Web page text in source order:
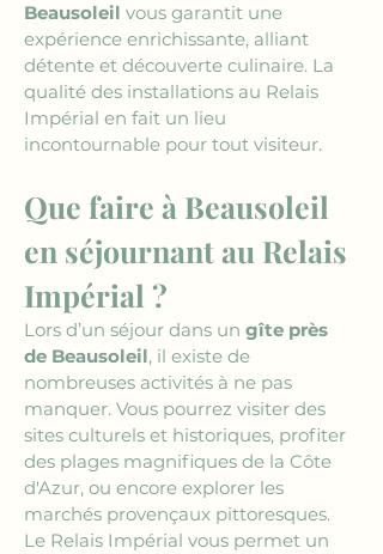
Beausoleil vous garantit une
expérience enrichissante, alliant
détente et découverte culinaire. La
qualité des installations au Relais
Impérial en fait un lieu
incontournable pour tout visiteur.
Que faire à Beausoleil
en séjournant au Relais
Impérial ?
Lors d’un séjour dans un gîte près
de Beausoleil, il existe de
nombreuses activités à ne pas
manquer. Vous pourrez visiter des
sites culturels et historiques, profiter
des plages magnifiques de la Côte
d'Azur, ou encore explorer les
marchés provençaux pittoresques.
Le Relais Impérial vous permet un